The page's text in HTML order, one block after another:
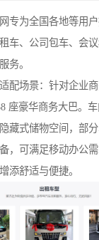
专为全国各地等用
车、公司包车、会
务。
配场景：针对企业
座豪华商务大巴。
藏式储物空间，部
，可满足移动办公
添舒适与便捷。